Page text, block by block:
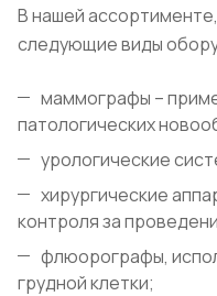
В нашей
следующие виды
маммографы –
патологических
урологические
хирургические
контроля за
флюорографы,
грудной клетки;